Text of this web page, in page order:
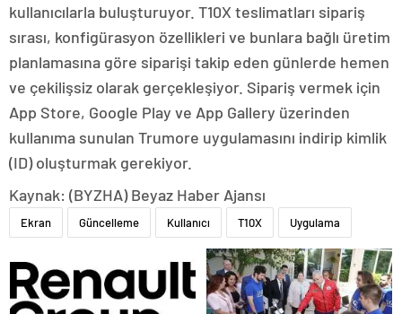
kullanıcılarla buluşturuyor. T10X teslimatları sipariş
sırası, konfigürasyon özellikleri ve bunlara bağlı üretim
planlamasına göre siparişi takip eden günlerde hemen
ve çekilişsiz olarak gerçekleşiyor. Sipariş vermek için
App Store, Google Play ve App Gallery üzerinden
kullanıma sunulan Trumore uygulamasını indirip kimlik
(ID) oluşturmak gerekiyor.
Kaynak: (BYZHA) Beyaz Haber Ajansı
Ekran Güncelleme Kullanıcı T10X Uygulama